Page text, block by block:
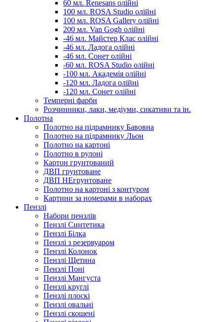
60 мл. Renesans олійні
100 мл. ROSA Studio олійні
100 мл. ROSA Gallery олійні
200 мл. Van Gogh олійні
-46 мл. Майстер Клас олійні
-46 мл. Ладога олійні
-46 мл. Сонет олійні
-60 мл. ROSA Studio олійні
-100 мл. Академія олійні
-120 мл. Ладога олійні
-120 мл. Сонет олійні
Темперні фарби
Розчинники, лаки, медіуми, сикативи та ін.
Полотна
Полотно на підрамнику Бавовна
Полотно на підрамнику Льон
Полотно на картоні
Полотно в рулоні
Картон грунтований
ДВП грунтоване
ДВП НЕгрунтоване
Полотно на картоні з контуром
Картини за номерами в наборах
Пензлі
Набори пензлів
Пензлі Синтетика
Пензлі Білка
Пензлі з резервуаром
Пензлі Колонок
Пензлі Щетина
Пензлі Поні
Пензлі Мангуста
Пензлі круглі
Пензлі плоскі
Пензлі овальні
Пензлі скошені